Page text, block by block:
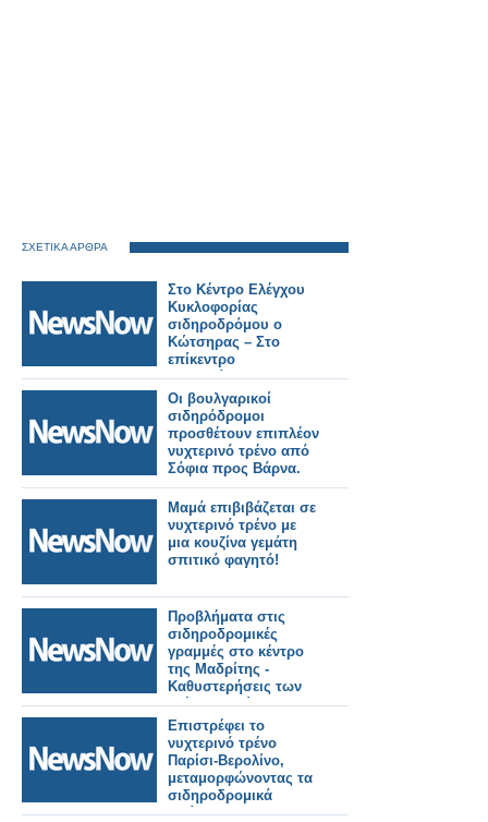
ΣΧΕΤΙΚΑ ΑΡΘΡΑ
Στο Κέντρο Ελέγχου
Κυκλοφορίας
σιδηροδρόμου ο
Κώτσηρας – Στο
επίκεντρο
τηλεδιοίκηση και
ψηφιακές υποδομές.
Οι βουλγαρικοί
σιδηρόδρομοι
προσθέτουν επιπλέον
νυχτερινό τρένο από
Σόφια προς Βάρνα.
Μαμά επιβιβάζεται σε
νυχτερινό τρένο με
μια κουζίνα γεμάτη
σπιτικό φαγητό!
Προβλήματα στις
σιδηροδρομικές
γραμμές στο κέντρο
της Μαδρίτης -
Καθυστερήσεις των
τρένων σε ώρες
αιχμής.
Επιστρέφει το
νυχτερινό τρένο
Παρίσι-Βερολίνο,
μεταμορφώνοντας τα
σιδηροδρομικά
ταξίδια στην ΕΕ